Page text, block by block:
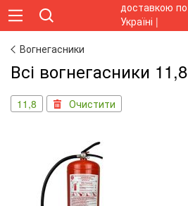
Вогнегасники
Всі вогнегасники 11,8
11,8 Очистити